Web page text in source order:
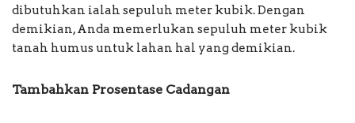
dibutuhkan ialah sepuluh meter kubik. Dengan
demikian, Anda memerlukan sepuluh meter kubik
tanah humus untuk lahan hal yang demikian.
Tambahkan Prosentase Cadangan